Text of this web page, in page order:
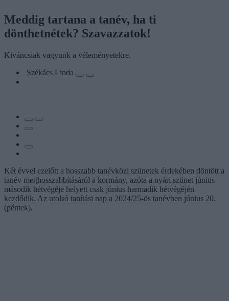
Meddig tartana a tanév, ha ti
dönthetnétek? Szavazzatok!
Kíváncsiak vagyunk a véleményetekre.
Székács Linda
Két évvel ezelőtt a hosszabb tanévközi szünetek érdekében döntött a
tanév meghosszabbításáról a kormány, azóta a nyári szünet június
második hétvégéje helyett csak június harmadik hétvégéjén
kezdődik. Az utolsó tanítási nap a 2024/25-ös tanévben június 20.
(péntek).